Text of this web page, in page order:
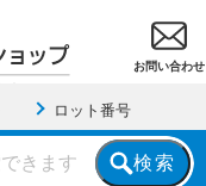
お問い合わせ
ロット番号
検索